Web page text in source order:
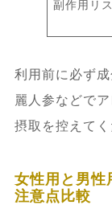
副作用リ
利用前に必ず
麗人参などで
摂取を控えてく
女性用と男性
注意点比較